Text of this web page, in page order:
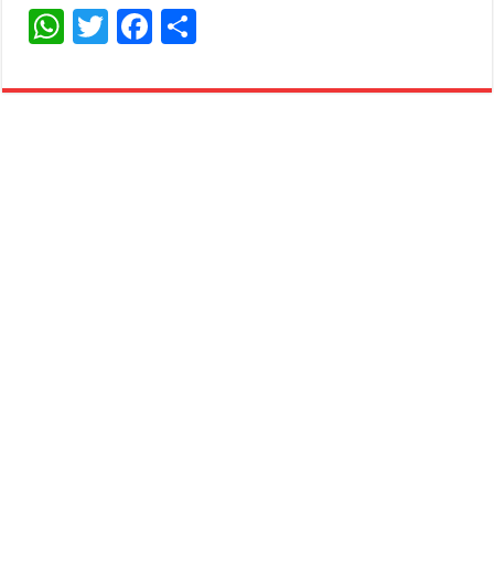
W
at
T
itt
F
c ar